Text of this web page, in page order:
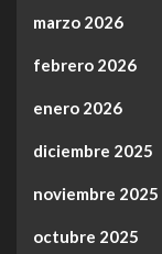
marzo 2026
febrero 2026
enero 2026
diciembre 2025
noviembre 2025
octubre 2025